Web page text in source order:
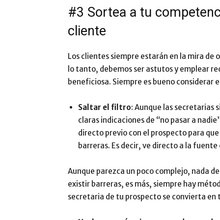
#3 Sortea a tu
cliente
Los clientes siempre estarán en la mira
lo tanto, debemos ser astutos y emplear
beneficiosa. Siempre es bueno considerar
Saltar el filtro: Aunque las secretarias
claras indicaciones de “no pasar a
directo previo con el prospecto para
barreras. Es decir, ve directo a la fuente
Aunque parezca un poco complejo, nada
existir barreras, es más, siempre hay
secretaria de tu prospecto se convierta en